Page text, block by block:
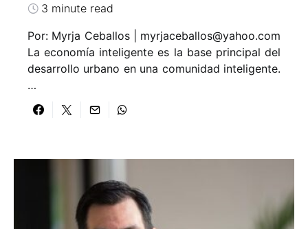
3 minute read
Por: Myrja Ceballos | myrjaceballos@yahoo.com
La economía inteligente es la base principal del
desarrollo urbano en una comunidad inteligente.
…